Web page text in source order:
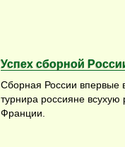
Успех сборной
Сборная России впервые
турнира россияне
Франции.